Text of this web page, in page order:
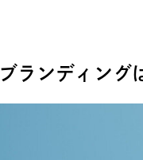
ブランディング